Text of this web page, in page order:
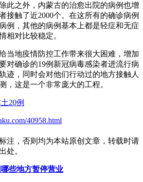
此之外，内蒙古的治愈出院的病例也增
接触了近2000个。在这所有的确诊病例
例，其他的病例基本上都是轻症和无症
相对比较稳定。
当地疫情防控工作带来很大困难，增加
对确诊的19例新冠病毒感染者进流行病
迹，同时会对他们行动过的地方接触人
，这是一个非常庞大的工程。
20例
40958.html
注，否则均为本站原创文章，转载时请
处。
些地方暂停营业